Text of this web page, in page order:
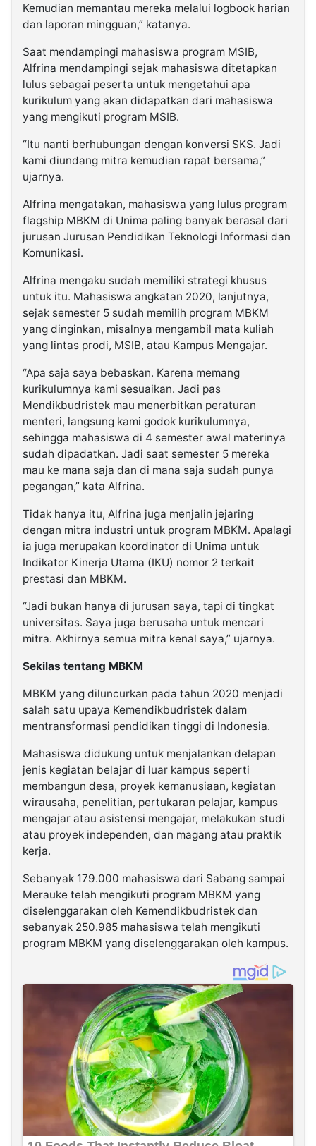
Kemudian memantau mereka melalui logbook harian
dan laporan mingguan,” katanya.
Saat mendampingi mahasiswa program MSIB,
Alfrina mendampingi sejak mahasiswa ditetapkan
lulus sebagai peserta untuk mengetahui apa
kurikulum yang akan didapatkan dari mahasiswa
yang mengikuti program MSIB.
“Itu nanti berhubungan dengan konversi SKS. Jadi
kami diundang mitra kemudian rapat bersama,”
ujarnya.
Alfrina mengatakan, mahasiswa yang lulus program
flagship MBKM di Unima paling banyak berasal dari
jurusan Jurusan Pendidikan Teknologi Informasi dan
Komunikasi.
Alfrina mengaku sudah memiliki strategi khusus
untuk itu. Mahasiswa angkatan 2020, lanjutnya,
sejak semester 5 sudah memilih program MBKM
yang dinginkan, misalnya mengambil mata kuliah
yang lintas prodi, MSIB, atau Kampus Mengajar.
“Apa saja saya bebaskan. Karena memang
kurikulumnya kami sesuaikan. Jadi pas
Mendikbudristek mau menerbitkan peraturan
menteri, langsung kami godok kurikulumnya,
sehingga mahasiswa di 4 semester awal materinya
sudah dipadatkan. Jadi saat semester 5 mereka
mau ke mana saja dan di mana saja sudah punya
pegangan,” kata Alfrina.
Tidak hanya itu, Alfrina juga menjalin jejaring
dengan mitra industri untuk program MBKM. Apalagi
ia juga merupakan koordinator di Unima untuk
Indikator Kinerja Utama (IKU) nomor 2 terkait
prestasi dan MBKM.
“Jadi bukan hanya di jurusan saya, tapi di tingkat
universitas. Saya juga berusaha untuk mencari
mitra. Akhirnya semua mitra kenal saya,” ujarnya.
Sekilas tentang MBKM
MBKM yang diluncurkan pada tahun 2020 menjadi
salah satu upaya Kemendikbudristek dalam
mentransformasi pendidikan tinggi di Indonesia.
Mahasiswa didukung untuk menjalankan delapan
jenis kegiatan belajar di luar kampus seperti
membangun desa, proyek kemanusiaan, kegiatan
wirausaha, penelitian, pertukaran pelajar, kampus
mengajar atau asistensi mengajar, melakukan studi
atau proyek independen, dan magang atau praktik
kerja.
Sebanyak 179.000 mahasiswa dari Sabang sampai
Merauke telah mengikuti program MBKM yang
diselenggarakan oleh Kemendikbudristek dan
sebanyak 250.985 mahasiswa telah mengikuti
program MBKM yang diselenggarakan oleh kampus.